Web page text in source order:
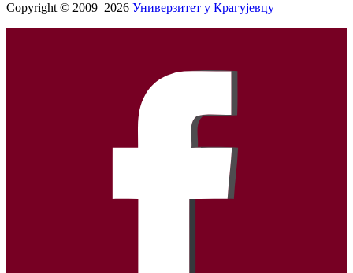
Copyright © 2009–2026 Универзитет у Крагујевцу